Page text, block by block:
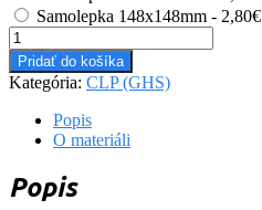
Samolepka 148x148mm - 2,80€
množstvo
#CLP001
(GHS)
Výbušniny
Pridať do košíka
Kategória: CLP (GHS)
Popis
O materiáli
Popis